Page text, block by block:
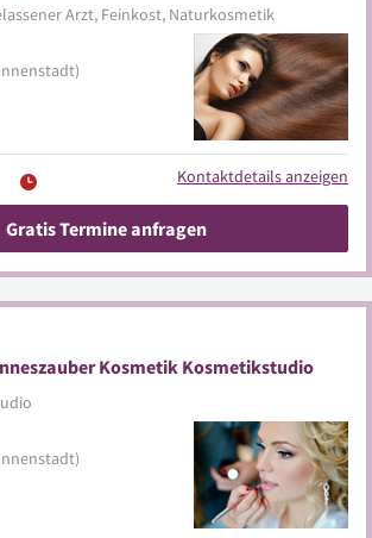
Arzt, Feinkost, Naturkosmetik
Kontaktdetails anzeigen
Gratis Termine anfragen
Kosmetik Kosmetikstudio